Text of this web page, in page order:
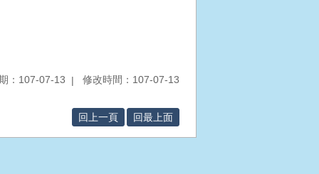
：107-07-13 修改時間：107-07-13
回上一頁 回最上面